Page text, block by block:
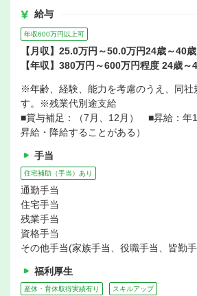
給与
年収600万円以上可
【月収】25.0万円～50.0万円24歳～40歳
【年収】380万円～600万円程度 24歳～
※年齢、経験、能力を考慮のうえ、同社
す。※残業代別途支給
■賞与補足：（7月、12月） ■昇給：年
昇給・降給することがある）
手当
住宅補助（手当）あり
通勤手当
住宅手当
残業手当
資格手当
その他手当(家族手当、役職手当、皆勤
福利厚生
産休・育休取得実績有り スキルアップ